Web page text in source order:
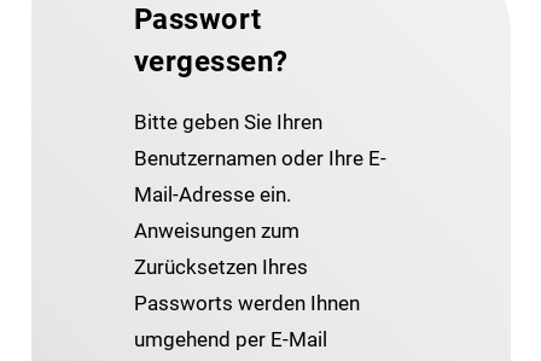
Passwort
vergessen?
Bitte geben Sie Ihren
Benutzernamen oder Ihre E-
Mail-Adresse ein.
Anweisungen zum
Zurücksetzen Ihres
Passworts werden Ihnen
umgehend per E-Mail